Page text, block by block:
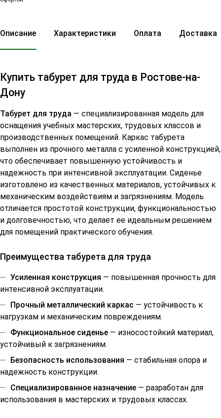
Описание Характеристики Оплата Доставка
Купить табурет для труда в Ростове-на-
Дону
Табурет для труда — специализированная модель для
оснащения учебных мастерских, трудовых классов и
производственных помещений. Каркас табурета
выполнен из прочного металла с усиленной конструкцией,
что обеспечивает повышенную устойчивость и
надежность при интенсивной эксплуатации. Сиденье
изготовлено из качественных материалов, устойчивых к
механическим воздействиям и загрязнениям. Модель
отличается простотой конструкции, функциональностью
и долговечностью, что делает ее идеальным решением
для помещений практического обучения.
Преимущества табурета для труда
Усиленная конструкция — повышенная прочность для
интенсивной эксплуатации.
Прочный металлический каркас — устойчивость к
нагрузкам и механическим повреждениям.
Функциональное сиденье — износостойкий материал,
устойчивый к загрязнениям.
Безопасность использования — стабильная опора и
надежность конструкции.
Специализированное назначение — разработан для
использования в мастерских и трудовых классах.